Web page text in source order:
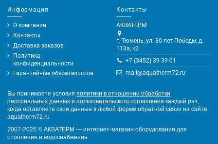
Информация
О компании
Контакты
Доставка заказов
Политика
конфиденциальности
Гарантийные обязательства
Контакты
АКВАТЕРМ
г. Тюмень, ул. 30 лет Победы, д.
113а, к2
+7 (3452) 39-39-01
mail@aquatherm72.ru
Вы принимаете условия политики в отношении обработки
персональных данных и пользовательского соглашения каждый раз,
когда оставляете свои данные в любой форме обратной связи на сайте
aquatherm72.ru
2007-2026 © АКВАТЕРМ — интернет-магазин оборудования для
отопления и водоснабжения.